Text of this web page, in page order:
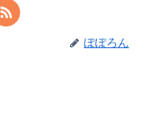
ぽぽろん